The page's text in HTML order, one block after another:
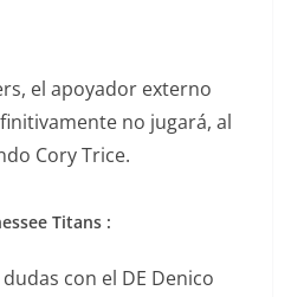
el apoyador externo
no jugará, al
Cory Trice.
Titans :
con el DE Denico